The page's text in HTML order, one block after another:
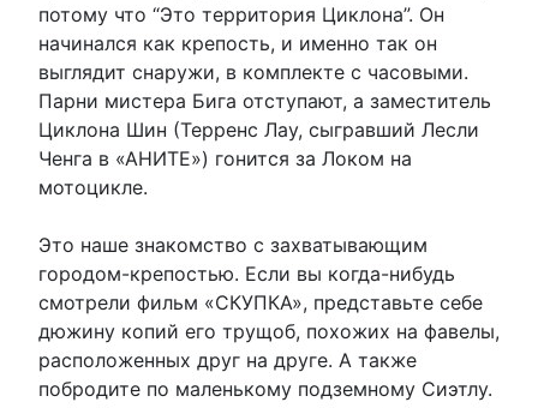
потому что “Это территория Циклона”. Он
начинался как крепость, и именно так он
выглядит снаружи, в комплекте с часовыми.
Парни мистера Бига отступают, а заместитель
Циклона Шин (Терренс Лау, сыгравший Лесли
Ченга в «АНИТЕ») гонится за Локом на
мотоцикле.
Это наше знакомство с захватывающим
городом-крепостью. Если вы когда-нибудь
смотрели фильм «СКУПКА», представьте себе
дюжину копий его трущоб, похожих на фавелы,
расположенных друг на друге. А также
побродите по маленькому подземному Сиэтлу.